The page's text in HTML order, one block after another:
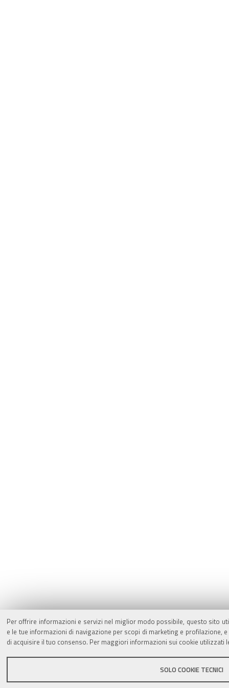
Per offrire informazioni e servizi nel miglior modo possibile, questo sito
e le tue informazioni di navigazione per scopi di marketing e
di acquisire il tuo consenso. Per maggiori informazioni sui cookie utilizzati
SOLO COOKIE TECNICI